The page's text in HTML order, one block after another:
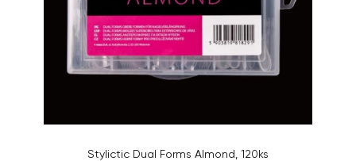
Stylictic Dual Forms Almond, 120ks